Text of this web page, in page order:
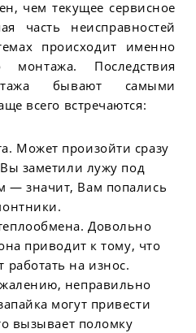
чем текущее сервисное
часть неисправностей
происходит именно
монтажа. Последствия
бывают самыми
всего встречаются:
Может произойти сразу
заметили лужу под
значит, Вам попались
Довольно
приводит к тому, что
на износ.
неправильно
могут привести
вызывает поломку